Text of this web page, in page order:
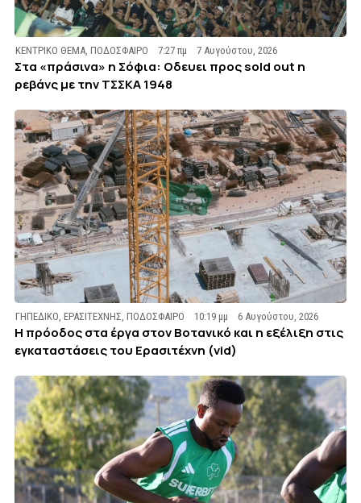
ΚΕΝΤΡΙΚΟ ΘΕΜΑ ,ΠΟΔΟΣΦΑΙΡΟ 7:27 πμ 7 Αυγούστου, 2026
Στα «πράσινα» η Σόφια: Οδευει προς sold out η
ρεβάνς με την ΤΣΣΚΑ 1948
ΓΗΠΕΔΙΚΟ ,ΕΡΑΣΙΤΕΧΝΗΣ ,ΠΟΔΟΣΦΑΙΡΟ 10:19 μμ 6 Αυγούστου, 2026
Η πρόοδος στα έργα στον Βοτανικό και η εξέλιξη στις
εγκαταστάσεις του Ερασιτέχνη (vid)